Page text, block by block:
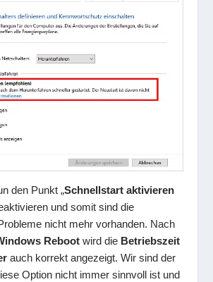
den Punkt „Schnellstart aktivieren
und somit sind die
nicht mehr vorhanden. Nach
Reboot wird die Betriebszeit
auch korrekt angezeigt. Wir sind der
Option nicht immer sinnvoll ist und